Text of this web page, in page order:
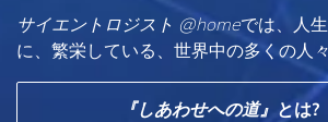
サイエントロジスト @homeでは、人
に、繁栄している、世界中の多くの人
『しあわせへの道』 とは?